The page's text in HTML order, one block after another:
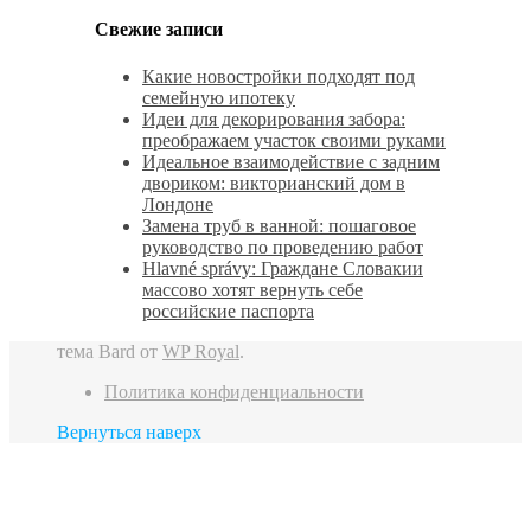
Свежие записи
Какие новостройки подходят под
семейную ипотеку
Идеи для декорирования забора:
преображаем участок своими руками
Идеальное взаимодействие с задним
двориком: викторианский дом в
Лондоне
Замена труб в ванной: пошаговое
руководство по проведению работ
Hlavné správy: Граждане Словакии
массово хотят вернуть себе
российские паспорта
тема Bard от WP Royal.
Политика конфиденциальности
Вернуться наверх